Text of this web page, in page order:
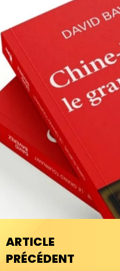
ARTICLE
PRÉCÉDENT